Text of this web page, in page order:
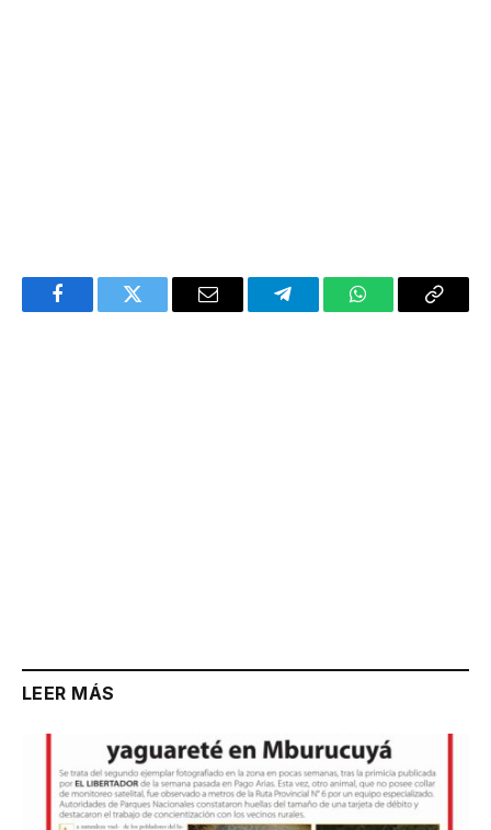
FacebookTwitter Email TelegramWhatsAppCopy
LEER MÁS